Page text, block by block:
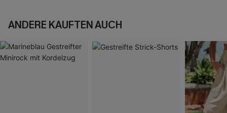
ANDERE KAUFTEN AUCH